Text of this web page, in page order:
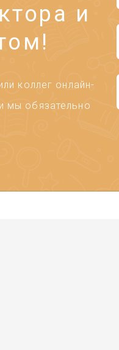
и
коллег онлайн-
мы обязательно